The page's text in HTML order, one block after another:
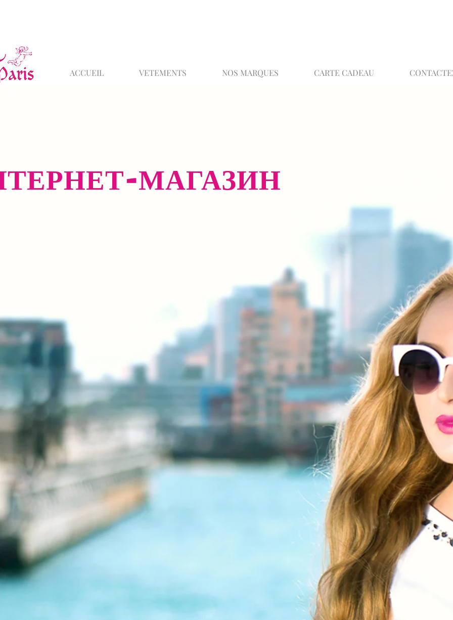
ACCUEIL VETEMENTS NOS MARQUES CARTE CADEAU
МАГАЗИН